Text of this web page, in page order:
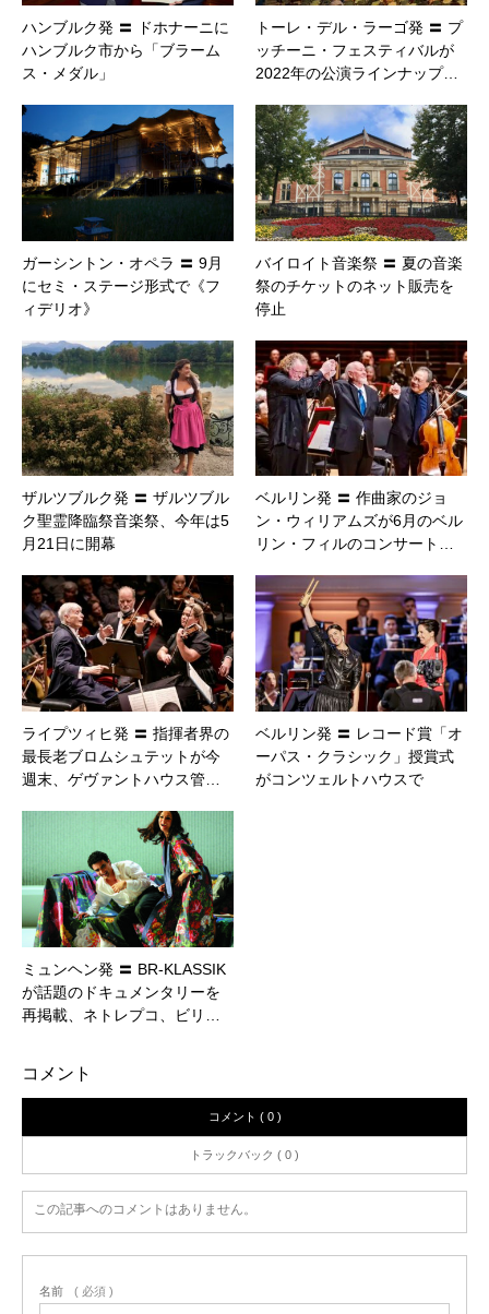
ハンブルク発 〓 ドホナーニに
ハンブルク市から「ブラーム
ス・メダル」
トーレ・デル・ラーゴ発 〓 プ
ッチーニ・フェスティバルが
2022年の公演ラインナップ…
ガーシントン・オペラ 〓 9月
にセミ・ステージ形式で《フ
ィデリオ》
バイロイト音楽祭 〓 夏の音楽
祭のチケットのネット販売を
停止
ザルツブルク発 〓 ザルツブル
ク聖霊降臨祭音楽祭、今年は5
月21日に開幕
ベルリン発 〓 作曲家のジョ
ン・ウィリアムズが6月のベル
リン・フィルのコンサート…
ライプツィヒ発 〓 指揮者界の
最長老ブロムシュテットが今
週末、ゲヴァントハウス管…
ベルリン発 〓 レコード賞「オ
ーパス・クラシック」授賞式
がコンツェルトハウスで
ミュンヘン発 〓 BR-KLASSIK
が話題のドキュメンタリーを
再掲載、ネトレプコ、ビリ…
コメント
コメント ( 0 )
トラックバック ( 0 )
この記事へのコメントはありません。
名前 ( 必須 )